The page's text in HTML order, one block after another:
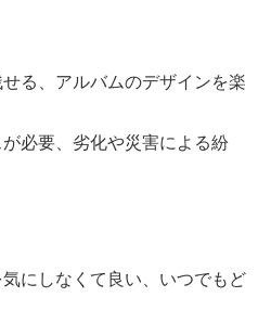
る、アルバムのデザインを楽
必要、劣化や災害による紛
にしなくて良い、いつでもど